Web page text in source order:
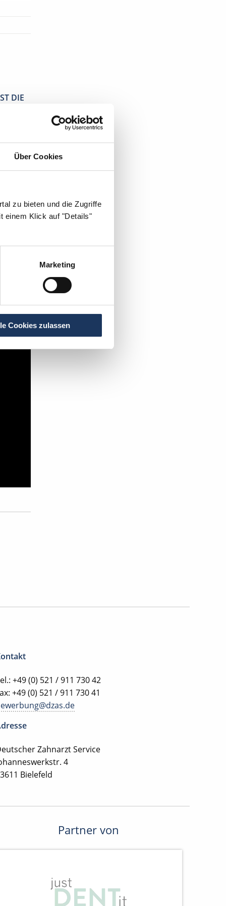
Über Cookies
zu bieten und die Zugriffe
einem Klick auf "Details"
Marketing
Cookies zulassen
DIE
.
+49 (0) 521 / 911 730 42
+49 (0) 521 / 911 730 41
Zahnarzt Service
4
Bielefeld
Partner von